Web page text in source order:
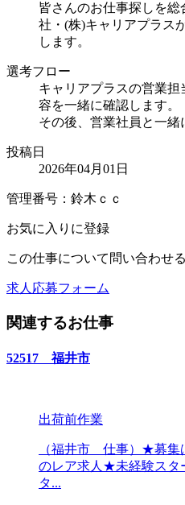
皆さんのお仕事探しを
社・(株)キャリアプラス
します。
選考フロー
キャリアプラスの営業
容を一緒に確認します。
その後、営業社員と一緒
投稿日
2026年04月01日
管理番号：鈴木ｃｃ
お気に入りに登録
この仕事について問い合わせる
求人応募フォーム
関連するお仕事
52517 福井市
出荷前作業
（福井市 仕事）★募集
のレア求人★未経験スタ
タ...